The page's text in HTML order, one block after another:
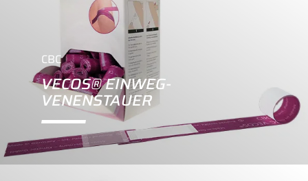
CBC
VECOS® EINWEG-
VENENSTAUER